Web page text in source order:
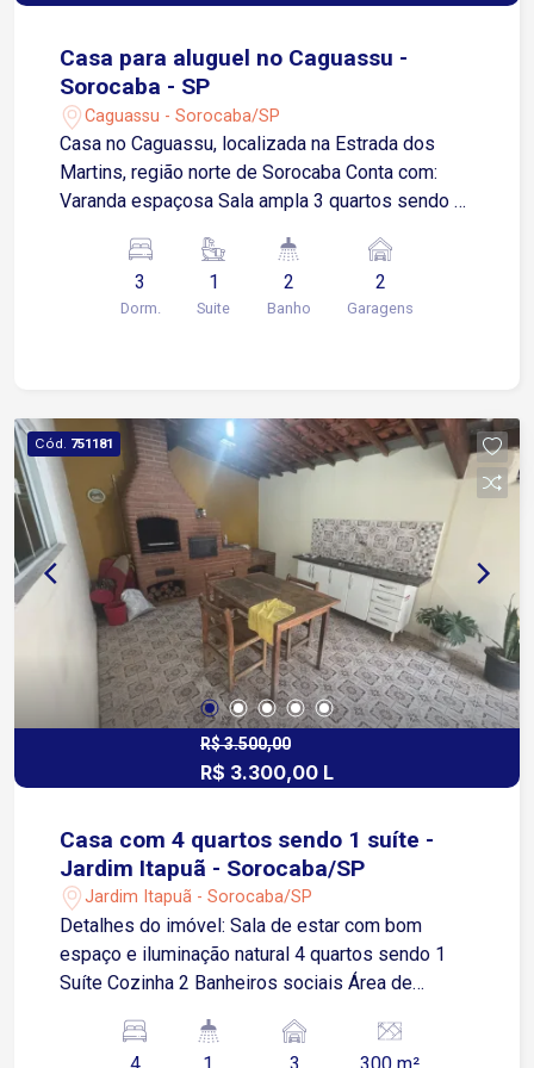
Casa para aluguel no Caguassu -
Sorocaba - SP
Caguassu - Sorocaba/SP
Casa no Caguassu, localizada na Estrada dos
Martins, região norte de Sorocaba Conta com:
Varanda espaçosa Sala ampla 3 quartos sendo 1
madeira de lei Cedro Rosa Área gourmet com
churrasqueira Jardim Garagem coberta para 2
carros Portão automático Localização estratégica
minutos da Avenida Itavuvu Região tranquila com
fácil acesso às principais vias da cidade Agende
sua visita para conhecer essa excelente
oportunidade de locação!
3
Dorm.
1
Suite
2
Banho
2
Garagens
Cód. 751181
R$ 3.500,00
R$ 3.300,00 L
Casa com 4 quartos sendo 1 suíte -
Jardim Itapuã - Sorocaba/SP
Jardim Itapuã - Sorocaba/SP
Detalhes do imóvel: Sala de estar com bom
espaço e iluminação natural 4 quartos sendo 1
Suíte Cozinha 2 Banheiros sociais Área de
gourmet com churrasqueira Quintal Localização A